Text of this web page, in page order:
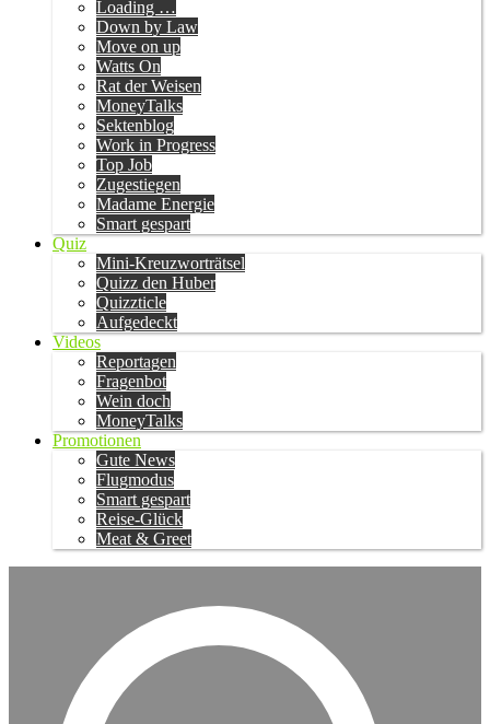
Loading …
Down by Law
Move on up
Watts On
Rat der Weisen
MoneyTalks
Sektenblog
Work in Progress
Top Job
Zugestiegen
Madame Energie
Smart gespart
Quiz
Mini-Kreuzworträtsel
Quizz den Huber
Quizzticle
Aufgedeckt
Videos
Reportagen
Fragenbot
Wein doch
MoneyTalks
Promotionen
Gute News
Flugmodus
Smart gespart
Reise-Glück
Meat & Greet